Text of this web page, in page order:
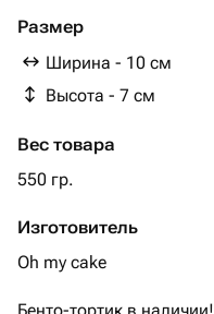
Размер
Ширина - 10 см
Высота - 7 см
Вес товара
550 гр.
Изготовитель
Oh my cake